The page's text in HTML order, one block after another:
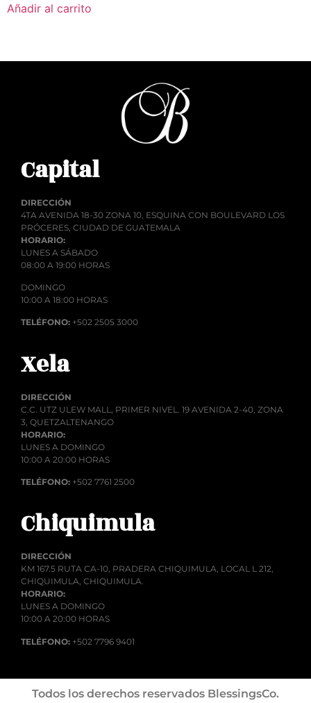
Añadir al carrito
Capital
DIRECCIÓN
4TA AVENIDA 18-30 ZONA 10, ESQUINA CON BOULEVARD LOS
PRÓCERES, CIUDAD DE GUATEMALA
HORARIO:
LUNES A SÁBADO
08:00 A 19:00 HORAS
DOMINGO
10:00 A 18:00 HORAS
TELÉFONO: +502 2505 3000
Xela
DIRECCIÓN
C.C. UTZ ULEW MALL, PRIMER NIVEL. 19 AVENIDA 2-40, ZONA
3, QUETZALTENANGO
HORARIO:
LUNES A DOMINGO
10:00 A 20:00 HORAS
TELÉFONO: +502 7761 2500
Chiquimula
DIRECCIÓN
KM 167.5 RUTA CA-10, PRADERA CHIQUIMULA, LOCAL L 212,
CHIQUIMULA, CHIQUIMULA.
HORARIO:
LUNES A DOMINGO
10:00 A 20:00 HORAS
TELÉFONO: +502 7796 9401
Todos los derechos reservados BlessingsCo.